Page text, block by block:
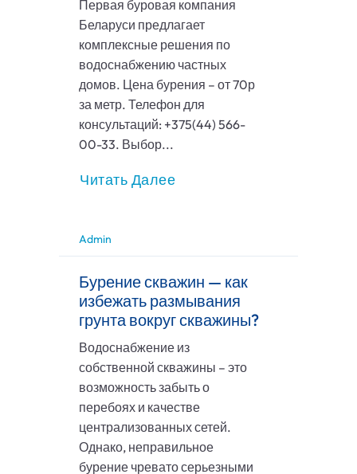
Первая буровая компания
Беларуси предлагает
комплексные решения по
водоснабжению частных
домов. Цена бурения – от 70р
за метр. Телефон для
консультаций: +375(44) 566-
00-33. Выбор...
Читать Далее
Admin
Бурение скважин — как
избежать размывания
грунта вокруг скважины?
Водоснабжение из
собственной скважины – это
возможность забыть о
перебоях и качестве
централизованных сетей.
Однако, неправильное
бурение чревато серьезными